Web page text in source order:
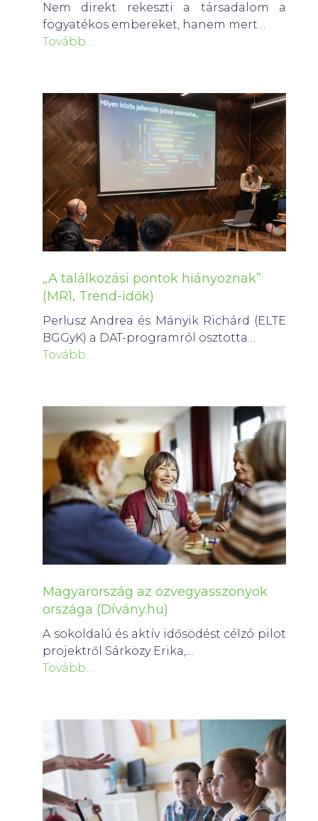
Nem direkt rekeszti a társadalom a
fogyatékos embereket, hanem mert…
Tovább…
„A találkozási pontok hiányoznak”
(MR1, Trend-idők)
Perlusz Andrea és Mányik Richárd (ELTE
BGGyK) a DAT-programról osztotta…
Tovább…
Magyarország az özvegyasszonyok
országa (Dívány.hu)
A sokoldalú és aktív idősödést célzó pilot
projektről Sárközy Erika,…
Tovább…